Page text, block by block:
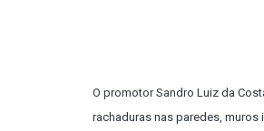
O promotor Sandro Luiz da
rachaduras nas paredes,